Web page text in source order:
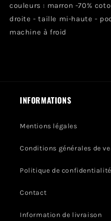
couleurs : marron -70%
droite - taille mi-haute -
machine à froid
INFORMATIONS
Mentions légales
Conditions générales de
Politique de confidentialité
Contact
Information de livraison